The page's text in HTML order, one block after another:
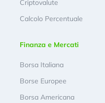
Criptovalute
Calcolo Percentuale
Finanza e Mercati
Borsa Italiana
Borse Europee
Borsa Americana